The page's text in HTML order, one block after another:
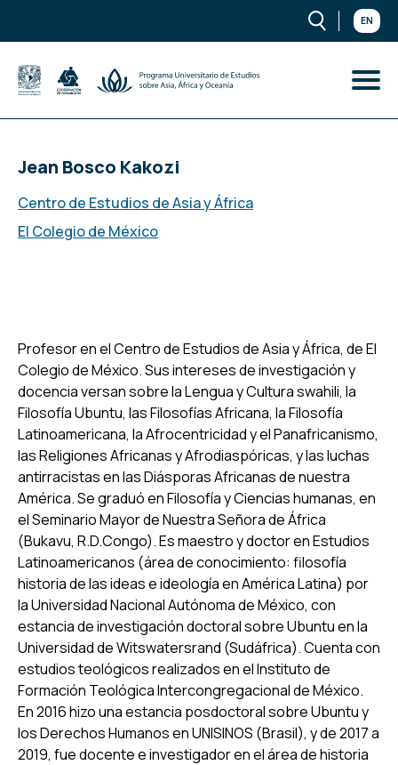
EN
Jean Bosco Kakozi
Centro de Estudios de Asia y África
El Colegio de México
Profesor en el Centro de Estudios de Asia y África, de El
Colegio de México. Sus intereses de investigación y
docencia versan sobre la Lengua y Cultura swahili, la
Filosofía Ubuntu, las Filosofías Africana, la Filosofía
Latinoamericana, la Afrocentricidad y el Panafricanismo,
las Religiones Africanas y Afrodiaspóricas, y las luchas
antirracistas en las Diásporas Africanas de nuestra
América. Se graduó en Filosofía y Ciencias humanas, en
el Seminario Mayor de Nuestra Señora de África
(Bukavu, R.D.Congo). Es maestro y doctor en Estudios
Latinoamericanos (área de conocimiento: filosofía
historia de las ideas e ideología en América Latina) por
la Universidad Nacional Autónoma de México, con
estancia de investigación doctoral sobre Ubuntu en la
Universidad de Witswatersrand (Sudáfrica). Cuenta con
estudios teológicos realizados en el Instituto de
Formación Teológica Intercongregacional de México.
En 2016 hizo una estancia posdoctoral sobre Ubuntu y
los Derechos Humanos en UNISINOS (Brasil), y de 2017 a
2019, fue docente e investigador en el área de historia